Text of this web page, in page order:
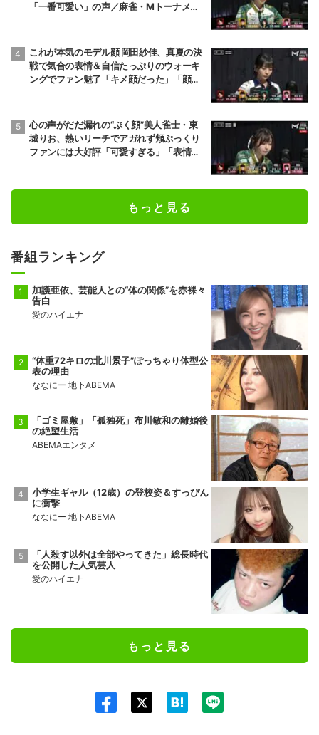
「一番可愛い」の声／麻雀・Mトーナメン
これが本気のモデル顔 岡田紗佳、真夏の決
戦で気合の表情＆自信たっぷりのウォーキ
ングでファン魅了「キメ顔だった」「顔小
心の声がだだ漏れの“ぷく顔”美人雀士・東
城りお、熱いリーチでアガれず頬ぷっくり
ファンには大好評「可愛すぎる」「表情管
もっと見る
番組ランキング
加護亜依、芸能人との“体の関係”を赤裸々
告白
愛のハイエナ
“体重72キロの北川景子”ぽっちゃり体型公
表の理由
ななにー 地下ABEMA
「ゴミ屋敷」「孤独死」布川敏和の離婚後
の絶望生活
ABEMAエンタメ
小学生ギャル（12歳）の登校姿＆すっぴん
に衝撃
ななにー 地下ABEMA
「人殺す以外は全部やってきた」総長時代
を公開した人気芸人
愛のハイエナ
もっと見る